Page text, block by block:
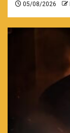
05/08/2026